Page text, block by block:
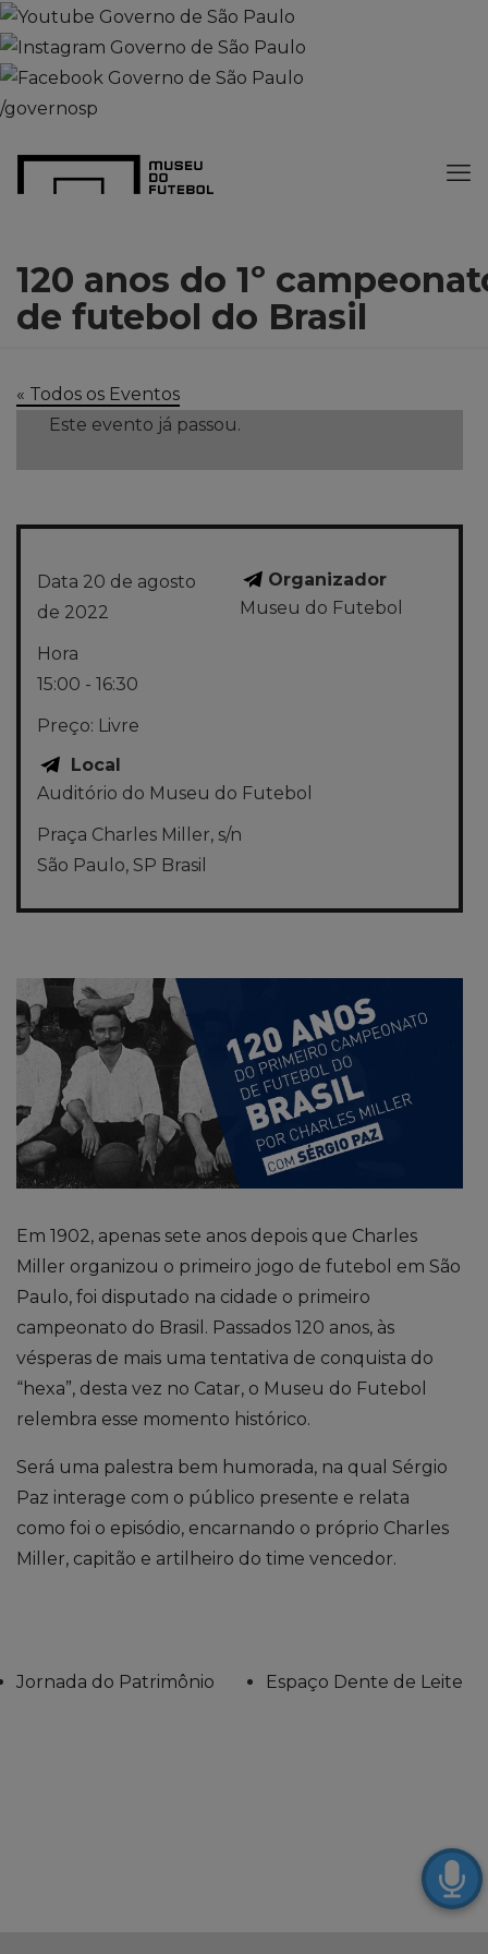
/governosp
120 anos do 1º
de futebol do Brasil
« Todos os Eventos
Este evento já passou.
Em 1902, apenas sete anos depois que Charles
Miller organizou o primeiro jogo de futebol em São
Paulo, foi disputado na cidade o primeiro
campeonato do Brasil. Passados 120 anos, às
vésperas de mais uma tentativa de conquista do
“hexa”, desta vez no Catar, o Museu do Futebol
relembra esse momento histórico.
Será uma palestra bem humorada, na qual Sérgio
Paz interage com o público presente e relata
como foi o episódio, encarnando o próprio Charles
Miller, capitão e artilheiro do time vencedor.
Data 20 de agosto
de 2022
Hora
15:00 - 16:30
Preço: Livre
Local
Auditório do Museu do Futebol
Praça Charles Miller, s/n
São Paulo, SP Brasil
Organizador
Museu do Futebol
Jornada do Patrimônio Espaço Dente de Leite